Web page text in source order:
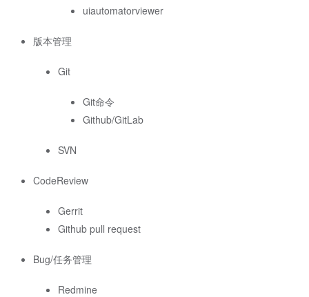
uiautomatorviewer
版本管理
Git
Git命令
Github/GitLab
SVN
CodeReview
Gerrit
Github pull request
Bug/任务管理
Redmine